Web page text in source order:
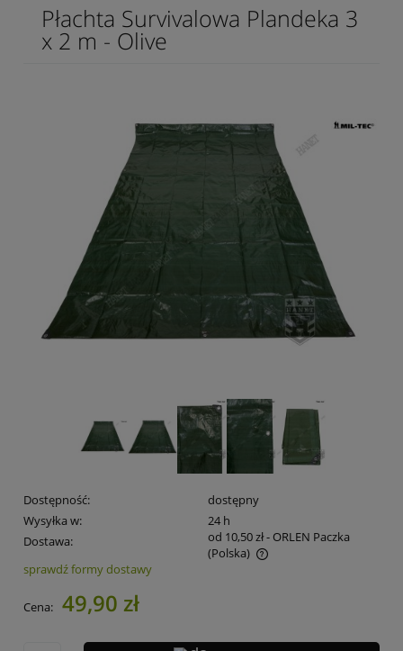
Płachta Survivalowa Plandeka 3
x 2 m - Olive
Dostępność:
dostępny
Wysyłka w:
24 h
Dostawa:
od 10,50 zł- ORLEN Paczka
(Polska)
Cena nie zawiera ewentualnych kosztów płatności
sprawdź formy dostawy
Cena: 49,90 zł